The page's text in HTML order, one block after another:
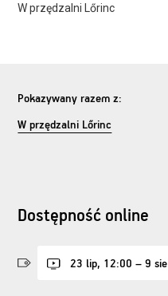
W przędzalni Lőrinc
Pokazywany razem z:
W przędzalni Lőrinc
Dostępność online
23 lip, 12:00 – 9 sie